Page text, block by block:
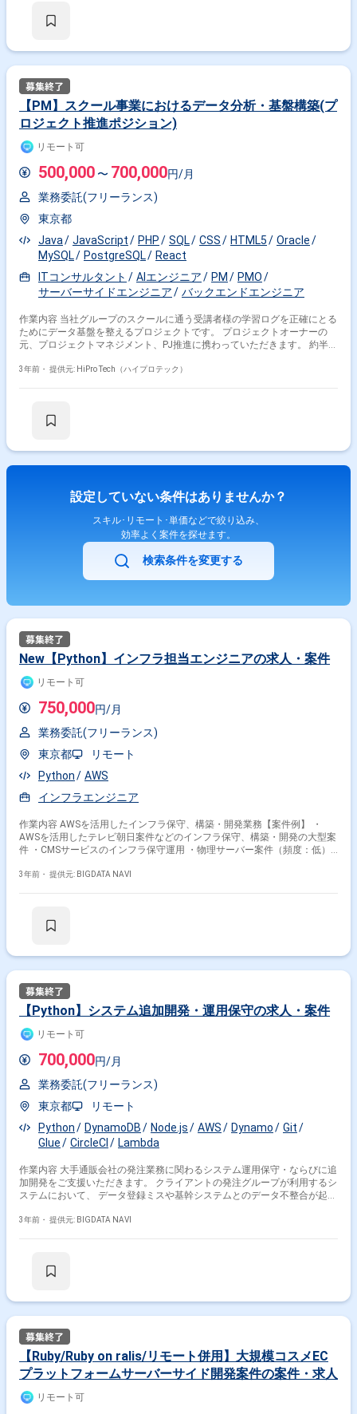
ョンは5.6、フレームワークはCodeigniter3（3.0.2）です 【業務環境】 マ
【PM】スクール事業におけるデータ分析・基盤構築(プ
ロジェクト推進ポジション)
リモート可
500,000 〜 700,000円/月
業務委託(フリーランス)
東京都
Java
JavaScript PHP SQL CSS HTML5
Oracle
MySQL
PostgreSQL
React
ITコンサルタント
AIエンジニア PM
PMO
サーバーサイドエンジニア
バックエンドエンジニア
作業内容 当社グループのスクールに通う受講者様の学習ログを正確にとる
ためにデータ基盤を整えるプロジェクトです。 プロジェクトオーナーの
元、プロジェクトマネジメント、PJ推進に携わっていただきます。 約半年
具体的な業務としては、以下内容をお任せします。 ・事業ITの推進、企
業務 ・各種システム間のデータ連携や移行設計 ・移行元、移行先のシス
3年前・ 提供元: HiPro Tech（ハイプロテック）
設定していない条件はありませんか？
スキル･リモート･単価などで絞り込み、
効率よく案件を探せます。
検索条件を変更する
New【Python】インフラ担当エンジニアの求人・案件
リモート可
750,000円/月
業務委託(フリーランス)
東京都
リモート
Python
AWS
インフラエンジニア
作業内容 AWSを活用したインフラ保守、構築・開発業務【案件例】 ・
AWSを活用したテレビ朝日案件などのインフラ保守、構築・開発の大型案
件 ・CMSサービスのインフラ保守運用 ・物理サーバー案件（頻度：低）
理環境までを扱う業務内容のいづれかをご担当いただきます。アサイン予
DynamoDB, Elasticsearch Service, Aurora, RDS各種, Lambda, Athena,
Fluentd, Docker, Ansible, Hadoop, HBase, Hive, Pig, ZooKeeper, Git,GitHub,
Gitlab, Gitlab CI Runner, Circle CI, Redmine, WordPress, Laravel,
RubyOnRails, CentOS, Debian, Vernish, Python, Perl, Javascript, PHP※一
般のWEBシステムで使うようなサービスを中心に活用しております。その
他: Fastly、Twilio、Mackerel、Slack、Backlog
3年前・ 提供元: BIGDATA NAVI
【Python】システム追加開発・運用保守の求人・案件
リモート可
700,000円/月
業務委託(フリーランス)
東京都
リモート
Python
DynamoDB Node.js AWS Dynamo
Git
Glue
CircleCI Lambda
作業内容 大手通販会社の発注業務に関わるシステム運用保守・ならびに追
加開発をご支援いただきます。 クライアントの発注グループが利用するシ
ステムにおいて、 データ登録ミスや基幹システムとのデータ不整合が起き
また、月末や月初に実施する月次処理（運用保守チームが担当する部分）
元、1人称でご担当いただきます。 AWSのサーバレスを中心とした技術が
時点では50％稼働の方を優先して検討いたします）。 曜日や時間の固定
はございませんので、週次MTGなどは参画時の調整となります。 また、
月次処理など重要な作業については、随時ご相談となります。
3年前・ 提供元: BIGDATA NAVI
【Ruby/Ruby on ralis/リモート併用】大規模コスメEC
プラットフォームサーバーサイド開発案件の案件・求人
リモート可